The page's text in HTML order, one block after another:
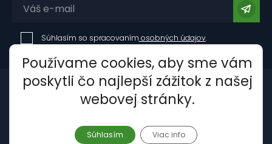
Súhlasím so spracovaním osobných údajov.
Používame cookies, aby sme vám
poskytli čo najlepší zážitok z našej
webovej stránky.
Súhlasím Viac info